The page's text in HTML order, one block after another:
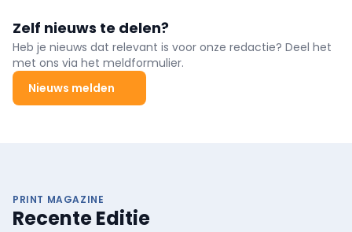
Zelf nieuws te delen?
Heb je nieuws dat relevant is voor onze redactie? Deel het
met ons via het meldformulier.
Nieuws melden
PRINT MAGAZINE
Recente Editie